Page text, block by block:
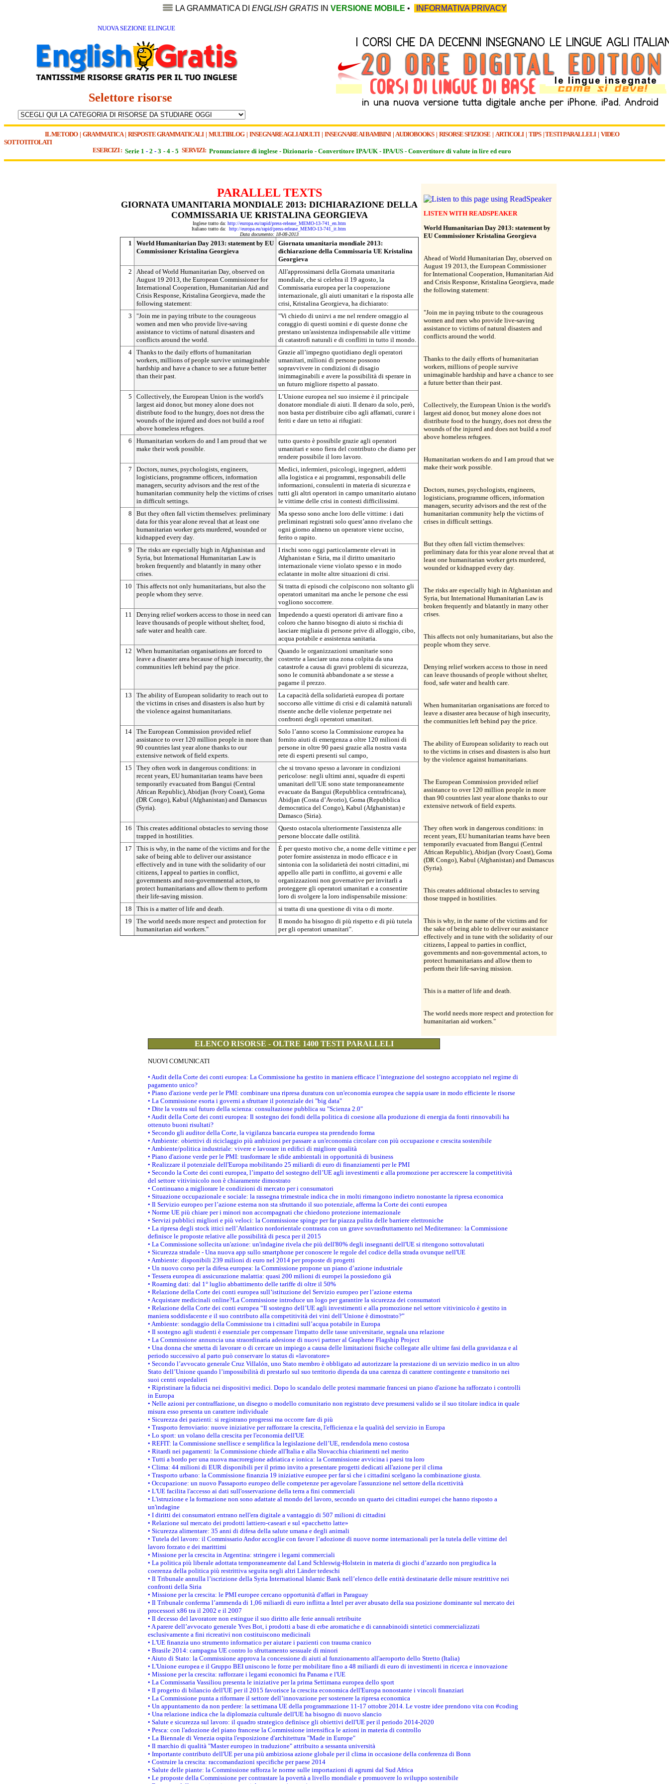
LA GRAMMATICA DI ENGLISH GRATIS IN VERSIONE MOBILE • INFORMATIVA PRIVACY
NUOVA SEZIONE ELINGUE
Selettore risorse
IL METODO| GRAMMATICA| RISPOSTE GRAMMATICALI| MULTIBLOG| INSEGNARE AGLI ADULTI | INSEGNARE AI BAMBINI| AUDIOBOOKS| RISORSE SFIZIOSE | ARTICOLI| TIPS|TESTI PARALLELI| VIDEO
SOTTOTITOLATI
ESERCIZI : Serie 1 - 2 - 3 - 4 - 5 SERVIZI: Pronunciatore di inglese - Dizionario - Convertitore IPA/UK - IPA/US - Convertitore di valute in lire ed euro
PARALLEL TEXTS
GIORNATA UMANITARIA MONDIALE 2013: DICHIARAZIONE DELLA
COMMISSARIA UE KRISTALINA GEORGIEVA
Inglese tratto da: http://europa.eu/rapid/press-release_MEMO-13-741_en.htm
Italiano tratto da: http://europa.eu/rapid/press-release_MEMO-13-741_it.htm
Data documento: 18-08-2013
1
World Humanitarian Day 2013: statement by EU
Commissioner Kristalina Georgieva
Giornata umanitaria mondiale 2013:
dichiarazione della Commissaria UE Kristalina
Georgieva
2
Ahead of World Humanitarian Day, observed on
August 19 2013, the European Commissioner for
International Cooperation, Humanitarian Aid and
Crisis Response, Kristalina Georgieva, made the
following statement:
All'approssimarsi della Giornata umanitaria
mondiale, che si celebra il 19 agosto, la
Commissaria europea per la cooperazione
internazionale, gli aiuti umanitari e la risposta alle
crisi, Kristalina Georgieva, ha dichiarato:
3
"Join me in paying tribute to the courageous
women and men who provide live-saving
assistance to victims of natural disasters and
conflicts around the world.
"Vi chiedo di unirvi a me nel rendere omaggio al
coraggio di questi uomini e di queste donne che
prestano un'assistenza indispensabile alle vittime
di catastrofi naturali e di conflitti in tutto il mondo.
4 Thanks to the daily efforts of humanitarian
workers, millions of people survive unimaginable
hardship and have a chance to see a future better
than their past.
Grazie all’impegno quotidiano degli operatori
umanitari, milioni di persone possono
sopravvivere in condizioni di disagio
inimmaginabili e avere la possibilità di sperare in
un futuro migliore rispetto al passato.
5
Collectively, the European Union is the world's
largest aid donor, but money alone does not
distribute food to the hungry, does not dress the
wounds of the injured and does not build a roof
above homeless refugees.
L’Unione europea nel suo insieme è il principale
donatore mondiale di aiuti. Il denaro da solo, però,
non basta per distribuire cibo agli affamati, curare i
feriti e dare un tetto ai rifugiati:
6
Humanitarian workers do and I am proud that we
make their work possible.
tutto questo è possibile grazie agli operatori
umanitari e sono fiera del contributo che diamo per
rendere possibile il loro lavoro.
7
Doctors, nurses, psychologists, engineers,
logisticians, programme officers, information
managers, security advisors and the rest of the
humanitarian community help the victims of crises
in difficult settings.
Medici, infermieri, psicologi, ingegneri, addetti
alla logistica e ai programmi, responsabili delle
informazioni, consulenti in materia di sicurezza e
tutti gli altri operatori in campo umanitario aiutano
le vittime delle crisi in contesti difficilissimi.
8
But they often fall victim themselves: preliminary
data for this year alone reveal that at least one
humanitarian worker gets murdered, wounded or
kidnapped every day.
Ma spesso sono anche loro delle vittime: i dati
preliminari registrati solo quest’anno rivelano che
ogni giorno almeno un operatore viene ucciso,
ferito o rapito.
9
The risks are especially high in Afghanistan and
Syria, but International Humanitarian Law is
broken frequently and blatantly in many other
crises.
I rischi sono oggi particolarmente elevati in
Afghanistan e Siria, ma il diritto umanitario
internazionale viene violato spesso e in modo
eclatante in molte altre situazioni di crisi.
10
This affects not only humanitarians, but also the
people whom they serve.
Si tratta di episodi che colpiscono non soltanto gli
operatori umanitari ma anche le persone che essi
vogliono soccorrere.
11
Denying relief workers access to those in need can
leave thousands of people without shelter, food,
safe water and health care.
Impedendo a questi operatori di arrivare fino a
coloro che hanno bisogno di aiuto si rischia di
lasciare migliaia di persone prive di alloggio, cibo,
acqua potabile e assistenza sanitaria.
12
When humanitarian organisations are forced to
leave a disaster area because of high insecurity, the
communities left behind pay the price.
Quando le organizzazioni umanitarie sono
costrette a lasciare una zona colpita da una
catastrofe a causa di gravi problemi di sicurezza,
sono le comunità abbandonate a se stesse a
pagarne il prezzo.
13
The ability of European solidarity to reach out to
the victims in crises and disasters is also hurt by
the violence against humanitarians.
La capacità della solidarietà europea di portare
soccorso alle vittime di crisi e di calamità naturali
risente anche delle violenze perpetrate nei
confronti degli operatori umanitari.
14 The European Commission provided relief
assistance to over 120 million people in more than
90 countries last year alone thanks to our
extensive network of field experts.
Solo l’anno scorso la Commissione europea ha
fornito aiuti di emergenza a oltre 120 milioni di
persone in oltre 90 paesi grazie alla nostra vasta
rete di esperti presenti sul campo,
15
They often work in dangerous conditions: in
recent years, EU humanitarian teams have been
temporarily evacuated from Bangui (Central
African Republic), Abidjan (Ivory Coast), Goma
(DR Congo), Kabul (Afghanistan) and Damascus
(Syria).
che si trovano spesso a lavorare in condizioni
pericolose: negli ultimi anni, squadre di esperti
umanitari dell’UE sono state temporaneamente
evacuate da Bangui (Repubblica centrafricana),
Abidjan (Costa d’Avorio), Goma (Repubblica
democratica del Congo), Kabul (Afghanistan) e
Damasco (Siria).
16
This creates additional obstacles to serving those
trapped in hostilities.
Questo ostacola ulteriormente l'assistenza alle
persone bloccate dalle ostilità.
17
This is why, in the name of the victims and for the
sake of being able to deliver our assistance
effectively and in tune with the solidarity of our
citizens, I appeal to parties in conflict,
governments and non-governmental actors, to
protect humanitarians and allow them to perform
their life-saving mission.
È per questo motivo che, a nome delle vittime e per
poter fornire assistenza in modo efficace e in
sintonia con la solidarietà dei nostri cittadini, mi
appello alle parti in conflitto, ai governi e alle
organizzazioni non governative per invitarli a
proteggere gli operatori umanitari e a consentire
loro di svolgere la loro indispensabile missione:
18
This is a matter of life and death.
si tratta di una questione di vita o di morte.
19
The world needs more respect and protection for
humanitarian aid workers."
Il mondo ha bisogno di più rispetto e di più tutela
per gli operatori umanitari".
LISTEN WITH READSPEAKER
World Humanitarian Day 2013: statement by
EU Commissioner Kristalina Georgieva
Ahead of World Humanitarian Day, observed on
August 19 2013, the European Commissioner
for International Cooperation, Humanitarian Aid
and Crisis Response, Kristalina Georgieva, made
the following statement:
"Join me in paying tribute to the courageous
women and men who provide live-saving
assistance to victims of natural disasters and
conflicts around the world.
Thanks to the daily efforts of humanitarian
workers, millions of people survive
unimaginable hardship and have a chance to see
a future better than their past.
Collectively, the European Union is the world's
largest aid donor, but money alone does not
distribute food to the hungry, does not dress the
wounds of the injured and does not build a roof
above homeless refugees.
Humanitarian workers do and I am proud that we
make their work possible.
Doctors, nurses, psychologists, engineers,
logisticians, programme officers, information
managers, security advisors and the rest of the
humanitarian community help the victims of
crises in difficult settings.
But they often fall victim themselves:
preliminary data for this year alone reveal that at
least one humanitarian worker gets murdered,
wounded or kidnapped every day.
The risks are especially high in Afghanistan and
Syria, but International Humanitarian Law is
broken frequently and blatantly in many other
crises.
This affects not only humanitarians, but also the
people whom they serve.
Denying relief workers access to those in need
can leave thousands of people without shelter,
food, safe water and health care.
When humanitarian organisations are forced to
leave a disaster area because of high insecurity,
the communities left behind pay the price.
The ability of European solidarity to reach out
to the victims in crises and disasters is also hurt
by the violence against humanitarians.
The European Commission provided relief
assistance to over 120 million people in more
than 90 countries last year alone thanks to our
extensive network of field experts.
They often work in dangerous conditions: in
recent years, EU humanitarian teams have been
temporarily evacuated from Bangui (Central
African Republic), Abidjan (Ivory Coast), Goma
(DR Congo), Kabul (Afghanistan) and Damascus
(Syria).
This creates additional obstacles to serving
those trapped in hostilities.
This is why, in the name of the victims and for
the sake of being able to deliver our assistance
effectively and in tune with the solidarity of our
citizens, I appeal to parties in conflict,
governments and non-governmental actors, to
protect humanitarians and allow them to
perform their life-saving mission.
This is a matter of life and death.
The world needs more respect and protection for
humanitarian aid workers."
ELENCO RISORSE - OLTRE 1400 TESTI PARALLELI
NUOVI COMUNICATI
• Audit della Corte dei conti europea: La Commissione ha gestito in maniera efficace l’integrazione del sostegno accoppiato nel regime di
pagamento unico?
• Piano d'azione verde per le PMI: combinare una ripresa duratura con un'economia europea che sappia usare in modo efficiente le risorse
• La Commissione esorta i governi a sfruttare il potenziale dei "big data"
• Dite la vostra sul futuro della scienza: consultazione pubblica su "Scienza 2.0"
• Audit della Corte dei conti europea: Il sostegno dei fondi della politica di coesione alla produzione di energia da fonti rinnovabili ha
ottenuto buoni risultati?
• Secondo gli auditor della Corte, la vigilanza bancaria europea sta prendendo forma
• Ambiente: obiettivi di riciclaggio più ambiziosi per passare a un'economia circolare con più occupazione e crescita sostenibile
• Ambiente/politica industriale: vivere e lavorare in edifici di migliore qualità
• Piano d'azione verde per le PMI: trasformare le sfide ambientali in opportunità di business
• Realizzare il potenziale dell'Europa mobilitando 25 miliardi di euro di finanziamenti per le PMI
• Secondo la Corte dei conti europea, l’impatto del sostegno dell’UE agli investimenti e alla promozione per accrescere la competitività
del settore vitivinicolo non è chiaramente dimostrato
• Continuano a migliorare le condizioni di mercato per i consumatori
• Situazione occupazionale e sociale: la rassegna trimestrale indica che in molti rimangono indietro nonostante la ripresa economica
• Il Servizio europeo per l’azione esterna non sta sfruttando il suo potenziale, afferma la Corte dei conti europea
• Norme UE più chiare per i minori non accompagnati che chiedono protezione internazionale
• Servizi pubblici migliori e più veloci: la Commissione spinge per far piazza pulita delle barriere elettroniche
• La ripresa degli stock ittici nell’Atlantico nordorientale contrasta con un grave sovrasfruttamento nel Mediterraneo: la Commissione
definisce le proposte relative alle possibilità di pesca per il 2015
• La Commissione sollecita un'azione: un'indagine rivela che più dell'80% degli insegnanti dell'UE si ritengono sottovalutati
• Sicurezza stradale - Una nuova app sullo smartphone per conoscere le regole del codice della strada ovunque nell'UE
• Ambiente: disponibili 239 milioni di euro nel 2014 per proposte di progetti
• Un nuovo corso per la difesa europea: la Commissione propone un piano d’azione industriale
• Tessera europea di assicurazione malattia: quasi 200 milioni di europei la possiedono già
• Roaming dati: dal 1° luglio abbattimento delle tariffe di oltre il 50%
• Relazione della Corte dei conti europea sull’istituzione del Servizio europeo per l’azione esterna
• Acquistare medicinali online?La Commissione introduce un logo per garantire la sicurezza dei consumatori
• Relazione della Corte dei conti europea “Il sostegno dell’UE agli investimenti e alla promozione nel settore vitivinicolo è gestito in
maniera soddisfacente e il suo contributo alla competitività dei vini dell’Unione è dimostrato?”
• Ambiente: sondaggio della Commissione tra i cittadini sull’acqua potabile in Europa
• Il sostegno agli studenti è essenziale per compensare l'impatto delle tasse universitarie, segnala una relazione
• La Commissione annuncia una straordinaria adesione di nuovi partner al Graphene Flagship Project
• Una donna che smetta di lavorare o di cercare un impiego a causa delle limitazioni fisiche collegate alle ultime fasi della gravidanza e al
periodo successivo al parto può conservare lo status di «lavoratore»
• Secondo l’avvocato generale Cruz Villalón, uno Stato membro è obbligato ad autorizzare la prestazione di un servizio medico in un altro
Stato dell’Unione quando l’impossibilità di prestarlo sul suo territorio dipenda da una carenza di carattere contingente e transitorio nei
suoi centri ospedalieri
• Ripristinare la fiducia nei dispositivi medici. Dopo lo scandalo delle protesi mammarie francesi un piano d'azione ha rafforzato i controlli
in Europa
• Nelle azioni per contraffazione, un disegno o modello comunitario non registrato deve presumersi valido se il suo titolare indica in quale
misura esso presenta un carattere individuale
• Sicurezza dei pazienti: si registrano progressi ma occorre fare di più
• Trasporto ferroviario: nuove iniziative per rafforzare la crescita, l'efficienza e la qualità del servizio in Europa
• Lo sport: un volano della crescita per l'economia dell'UE
• REFIT: la Commissione snellisce e semplifica la legislazione dell’UE, rendendola meno costosa
• Ritardi nei pagamenti: la Commissione chiede all'Italia e alla Slovacchia chiarimenti nel merito
• Tutti a bordo per una nuova macroregione adriatica e ionica: la Commissione avvicina i paesi tra loro
• Clima: 44 milioni di EUR disponibili per il primo invito a presentare progetti dedicati all'azione per il clima
• Trasporto urbano: la Commissione finanzia 19 iniziative europee per far sì che i cittadini scelgano la combinazione giusta.
• Occupazione: un nuovo Passaporto europeo delle competenze per agevolare l'assunzione nel settore della ricettività
• L'UE facilita l'accesso ai dati sull'osservazione della terra a fini commerciali
• L'istruzione e la formazione non sono adattate al mondo del lavoro, secondo un quarto dei cittadini europei che hanno risposto a
un'indagine
• I diritti dei consumatori entrano nell'era digitale a vantaggio di 507 milioni di cittadini
• Relazione sul mercato dei prodotti lattiero-caseari e sul «pacchetto latte»
• Sicurezza alimentare: 35 anni di difesa della salute umana e degli animali
• Tutela del lavoro: il Commissario Andor accoglie con favore l’adozione di nuove norme internazionali per la tutela delle vittime del
lavoro forzato e dei marittimi
• Missione per la crescita in Argentina: stringere i legami commerciali
• La politica più liberale adottata temporaneamente dal Land Schleswig-Holstein in materia di giochi d’azzardo non pregiudica la
coerenza della politica più restrittiva seguita negli altri Länder tedeschi
• Il Tribunale annulla l’iscrizione della Syria International Islamic Bank nell’elenco delle entità destinatarie delle misure restrittive nei
confronti della Siria
• Missione per la crescita: le PMI europee cercano opportunità d'affari in Paraguay
• Il Tribunale conferma l’ammenda di 1,06 miliardi di euro inflitta a Intel per aver abusato della sua posizione dominante sul mercato dei
processori x86 tra il 2002 e il 2007
• Il decesso del lavoratore non estingue il suo diritto alle ferie annuali retribuite
• A parere dell’avvocato generale Yves Bot, i prodotti a base di erbe aromatiche e di cannabinoidi sintetici commercializzati
esclusivamente a fini ricreativi non costituiscono medicinali
• L'UE finanzia uno strumento informatico per aiutare i pazienti con trauma cranico
• Brasile 2014: campagna UE contro lo sfruttamento sessuale di minori
• Aiuto di Stato: la Commissione approva la concessione di aiuti al funzionamento all'aeroporto dello Stretto (Italia)
• L'Unione europea e il Gruppo BEI uniscono le forze per mobilitare fino a 48 miliardi di euro di investimenti in ricerca e innovazione
• Missione per la crescita: rafforzare i legami economici fra Panama e l'UE
• La Commissaria Vassiliou presenta le iniziative per la prima Settimana europea dello sport
• Il progetto di bilancio dell'UE per il 2015 favorisce la crescita economica dell'Europa nonostante i vincoli finanziari
• La Commissione punta a riformare il settore dell’innovazione per sostenere la ripresa economica
• Un appuntamento da non perdere: la settimana UE della programmazione 11-17 ottobre 2014. Le vostre idee prendono vita con #coding
• Una relazione indica che la diplomazia culturale dell'UE ha bisogno di nuovo slancio
• Salute e sicurezza sul lavoro: il quadro strategico definisce gli obiettivi dell'UE per il periodo 2014-2020
• Pesca: con l'adozione del piano francese la Commissione intensifica le azioni in materia di controllo
• La Biennale di Venezia ospita l'esposizione d'architettura "Made in Europe"
• Il marchio di qualità "Master europeo in traduzione" attribuito a sessanta università
• Importante contributo dell'UE per una più ambiziosa azione globale per il clima in occasione della conferenza di Bonn
• Costruire la crescita: raccomandazioni specifiche per paese 2014
• Salute delle piante: la Commissione rafforza le norme sulle importazioni di agrumi dal Sud Africa
• Le proposte della Commissione per contrastare la povertà a livello mondiale e promuovere lo sviluppo sostenibile